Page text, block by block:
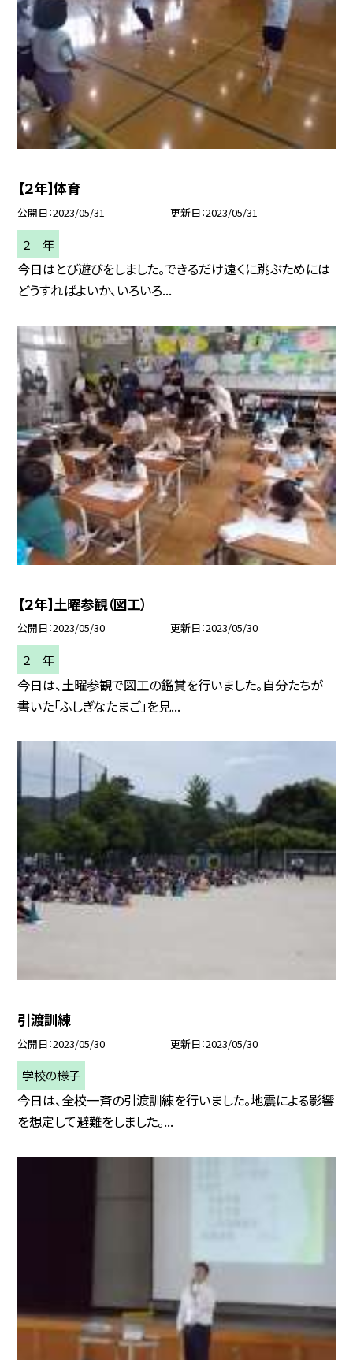
【２年】体育
公開日 2023/05/31 更新日 2023/05/31
２ 年
今日はとび遊びをしました。できるだけ遠くに跳ぶためには
どうすればよいか、いろいろ...
【２年】土曜参観（図工）
公開日 2023/05/30 更新日 2023/05/30
２ 年
今日は、土曜参観で図工の鑑賞を行いました。自分たちが
書いた「ふしぎなたまご」を見...
引渡訓練
公開日 2023/05/30 更新日 2023/05/30
学校の様子
今日は、全校一斉の引渡訓練を行いました。地震による影響
を想定して避難をしました。...